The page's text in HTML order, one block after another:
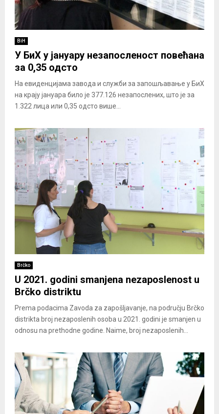
BiH
У БиХ у јануару незапосленост повећана
за 0,35 одсто
На евиденцијама завода и служби за запошљавање у БиХ
на крају јануара било је 377.126 незапослених, што је за
1.322 лица или 0,35 одсто више...
Brčko
U 2021. godini smanjena nezaposlenost u
Brčko distriktu
Prema podacima Zavoda za zapošljavanje, na području Brčko
distrikta broj nezaposlenih osoba u 2021. godini je smanjen u
odnosu na prethodne godine. Naime, broj nezaposlenih...